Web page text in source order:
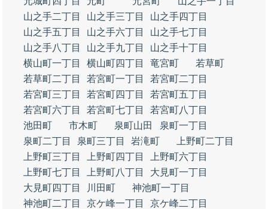
山之手二丁目
山之手三丁目
山之手四丁目
山之手五丁目
山之手六丁目
山之手七丁目
山之手八丁目
山之手九丁目
山之手十丁目
横山町一丁目
横山町四丁目 竜宮町
若草町
若草町二丁目
若宮町一丁目
若宮町二丁目
若宮町三丁目
若宮町四丁目
若宮町五丁目
若宮町六丁目
若宮町七丁目
若宮町八丁目
池田町
市木町 泉町山田
泉町一丁目
泉町二丁目
泉町三丁目 岩滝町
上野町二丁目
上野町三丁目
上野町四丁目
上野町六丁目
上野町七丁目
上野町八丁目
大見町一丁目
大見町四丁目
川田町
神池町一丁目
神池町二丁目
京ケ峰一丁目
京ケ峰二丁目